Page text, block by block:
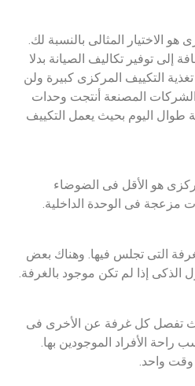
فإن التكييف المركزى هو الاختيار المثالى بالنسبة لك.
إلى توفير تكاليف الصيانة بدلا
التكييف المركزى كبيرة ولن
الشركات المصنعة أنتجت وحدات
طوال اليوم بحيث يعمل التكييف
هو الأقل فى الضوضاء
مزعجة فى الوحدة الداخلية.
التى تجلس فيها. وهناك بعض
الذكى إذا لم تكن موجود بالغرفة.
تفصل كل غرفة عن الأخرى فى
الأفراد الموجودين بها.
وقت واحد.